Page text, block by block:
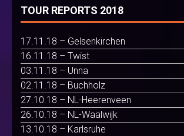
TOUR REPORTS 2018
17.11.18 – Gelsenkirchen
16.11.18 – Twist
03.11.18 – Unna
02.11.18 – Buchholz
27.10.18 – NL-Heerenveen
26.10.18 – NL-Waalwijk
13.10.18 – Karlsruhe